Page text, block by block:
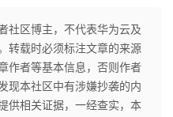
社区博主，不代表华为云及
转载时必须标注文章的来源
作者等基本信息，否则作者
现本社区中有涉嫌抄袭的内
供相关证据，一经查实，本